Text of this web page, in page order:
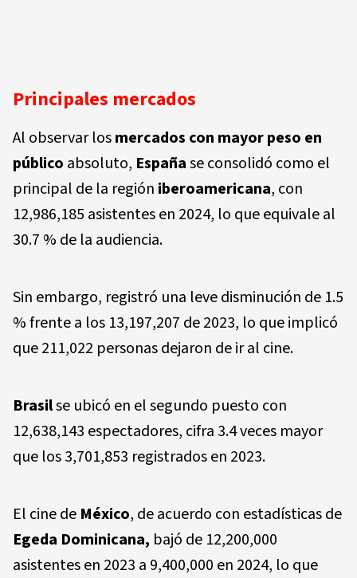
Principales mercados
Al observar losmercados con mayor peso en
público absoluto, Españase consolidó como el
principal de la región iberoamericana, con
12,986,185 asistentes en 2024, lo que equivale al
30.7 % de la audiencia.
Sin embargo, registró una leve disminución de 1.5
% frente a los 13,197,207 de 2023, lo que implicó
que 211,022 personas dejaron de ir al cine.
Brasilse ubicó en el segundo puesto con
12,638,143 espectadores, cifra 3.4 veces mayor
que los 3,701,853 registrados en 2023.
El cine de México, de acuerdo con estadísticas de
Egeda Dominicana, bajó de 12,200,000
asistentes en 2023 a 9,400,000 en 2024, lo que